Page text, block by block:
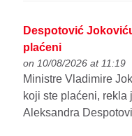
Despotović
plaćeni
on 10/08/2026 at 11:19
Ministre Vladimire
koji ste plaćeni,
Aleksandra